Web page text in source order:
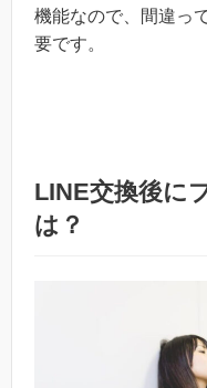
機能なので、間違っ
要です。
LINE交換後に
は？